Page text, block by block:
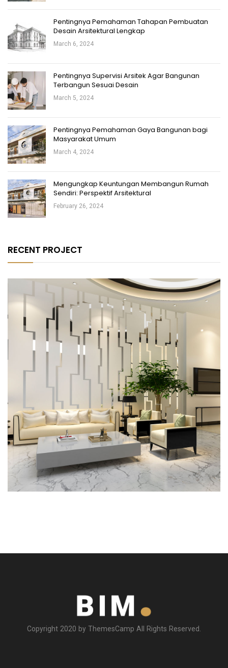
Pentingnya Pemahaman Tahapan Pembuatan
Desain Arsitektural Lengkap
March 6, 2024
Pentingnya Supervisi Arsitek Agar Bangunan
Terbangun Sesuai Desain
March 5, 2024
Pentingnya Pemahaman Gaya Bangunan bagi
Masyarakat Umum
March 4, 2024
Mengungkap Keuntungan Membangun Rumah
Sendiri: Perspektif Arsitektural
February 26, 2024
RECENT PROJECT
Copyright 2020 by ThemesCamp All Rights Reserved.